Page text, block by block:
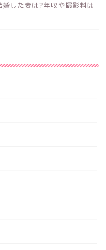
した妻は?年収や撮影料は